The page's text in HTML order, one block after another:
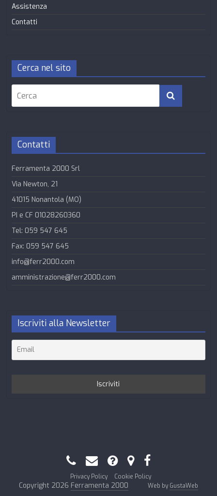
Assistenza
Contatti
Cerca nel sito
Contatti
Ferramenta 2000 Srl
Via Newton, 21
41015 Nonantola (MO)
PI e CF 01028260360
Tel: 059 547 645
Fax: 059 547 645
info@ferr2000.com
amministrazione@ferr2000.com
Iscriviti alla Newsletter
Privacy Policy Cookie Policy
Copyright 2026 Ferramenta 2000 Web by GustaWeb